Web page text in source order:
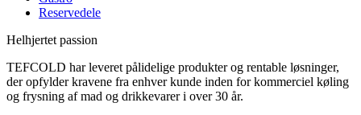
Reservedele
Helhjertet passion
TEFCOLD har leveret pålidelige produkter og rentable løsninger,
der opfylder kravene fra enhver kunde inden for kommerciel køling
og frysning af mad og drikkevarer i over 30 år.